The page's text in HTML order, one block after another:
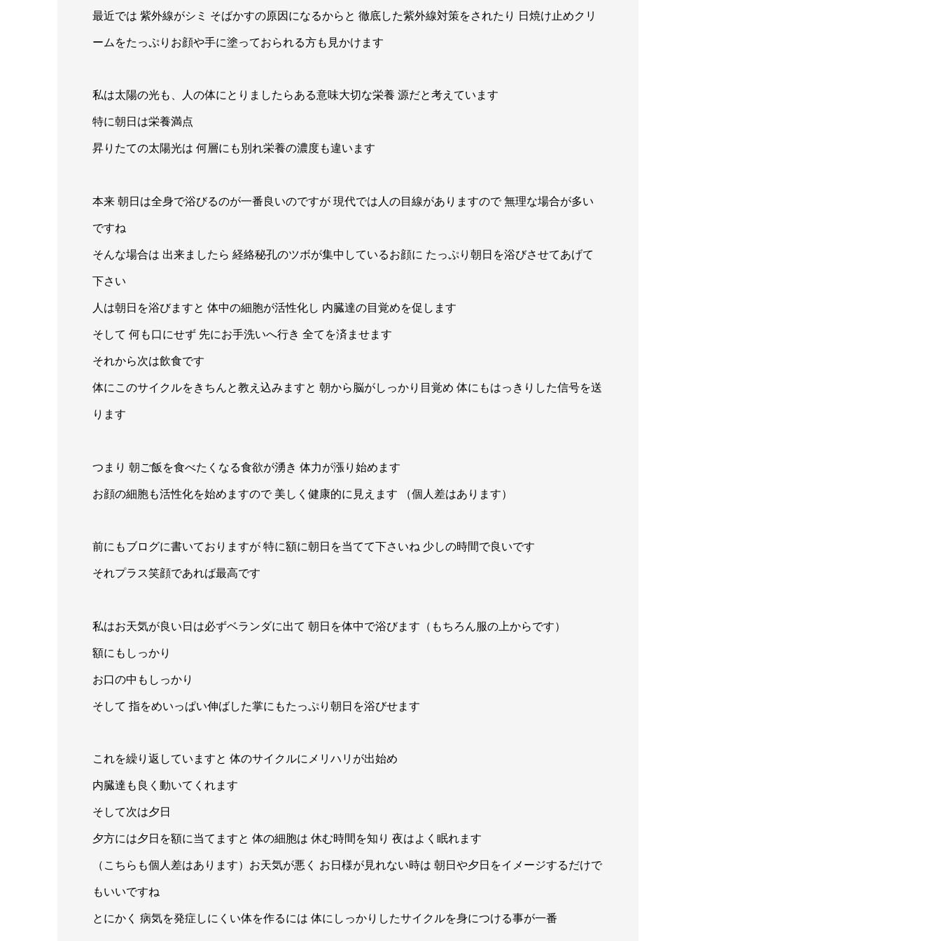
最近では 紫外線がシミ そばかすの原因になるからと 徹底した紫外線対策をされたり 日焼け止めクリ
ームをたっぷりお顔や手に塗っておられる方も見かけます
私は太陽の光も、人の体にとりましたらある意味大切な栄養 源だと考えています
特に朝日は栄養満点
昇りたての太陽光は 何層にも別れ栄養の濃度も違います
本来 朝日は全身で浴びるのが一番良いのですが 現代では人の目線がありますので 無理な場合が多い
ですね
そんな場合は 出来ましたら 経絡秘孔のツボが集中しているお顔に たっぷり朝日を浴びさせてあげて
下さい
人は朝日を浴びますと 体中の細胞が活性化し 内臓達の目覚めを促します
そして 何も口にせず 先にお手洗いへ行き 全てを済ませます
それから次は飲食です
体にこのサイクルをきちんと教え込みますと 朝から脳がしっかり目覚め 体にもはっきりした信号を送
ります
つまり 朝ご飯を食べたくなる食欲が湧き 体力が漲り始めます
お顔の細胞も活性化を始めますので 美しく健康的に見えます （個人差はあります）
前にもブログに書いておりますが 特に額に朝日を当てて下さいね 少しの時間で良いです
それプラス笑顔であれば最高です
私はお天気が良い日は必ずベランダに出て 朝日を体中で浴びます（もちろん服の上からです）
額にもしっかり
お口の中もしっかり
そして 指をめいっぱい伸ばした掌にもたっぷり朝日を浴びせます
これを繰り返していますと 体のサイクルにメリハリが出始め
内臓達も良く動いてくれます
そして次は夕日
夕方には夕日を額に当てますと 体の細胞は 休む時間を知り 夜はよく眠れます
（こちらも個人差はあります）お天気が悪く お日様が見れない時は 朝日や夕日をイメージするだけで
もいいですね
とにかく 病気を発症しにくい体を作るには 体にしっかりしたサイクルを身につける事が一番